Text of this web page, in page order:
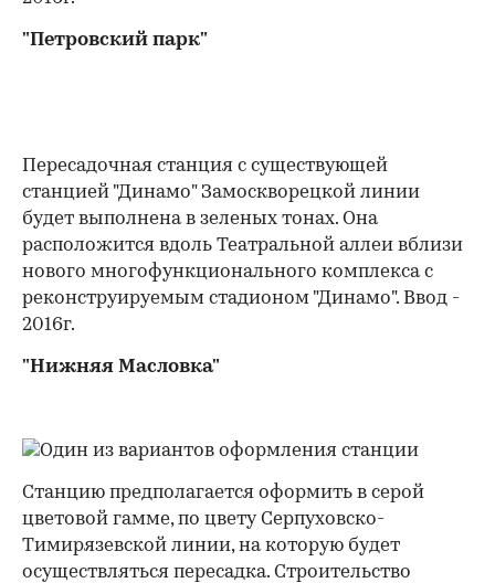
"Петровский парк"
Пересадочная станция с существующей
станцией "Динамо" Замоскворецкой линии
будет выполнена в зеленых тонах. Она
расположится вдоль Театральной аллеи вблизи
нового многофункционального комплекса с
реконструируемым стадионом "Динамо". Ввод -
2016г.
"Нижняя Масловка"
Станцию предполагается оформить в серой
цветовой гамме, по цвету Серпуховско-
Тимирязевской линии, на которую будет
осуществляться пересадка. Строительство